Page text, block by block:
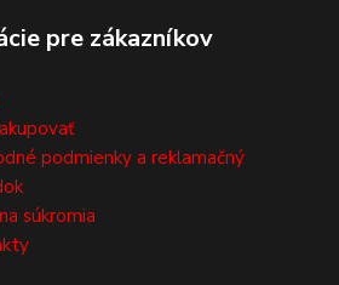
pre zákazníkov
podmienky a reklamačný
súkromia